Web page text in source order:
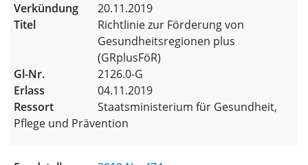
20.11.2019
Richtlinie zur Förderung von
Gesundheitsregionen plus
(GRplusFöR)
2126.0-G
04.11.2019
Staatsministerium für Gesundheit,
Pflege und Prävention